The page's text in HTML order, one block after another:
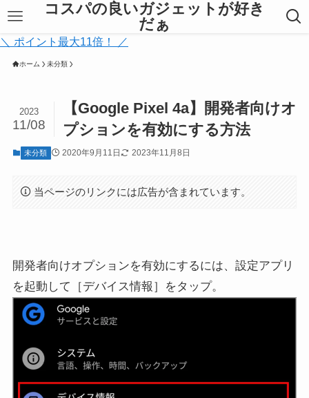
コスパの良いガジェットが好き
だぁ
＼ ポイント最大11倍！ ／
ホーム 未分類
【Google Pixel 4a】開発者向けオ
プションを有効にする方法
2023
11/08
未分類 2020年9月11日 2023年11月8日
当ページのリンクには広告が含まれています。
開発者向けオプションを有効にするには、設定アプリ
を起動して［デバイス情報］をタップ。